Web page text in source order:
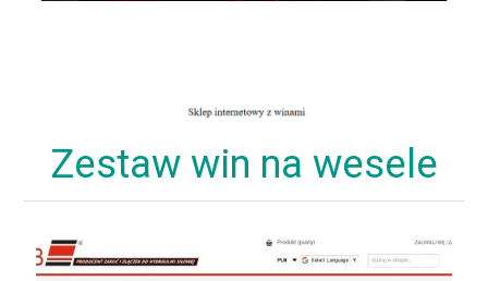
Zestaw win na wesele